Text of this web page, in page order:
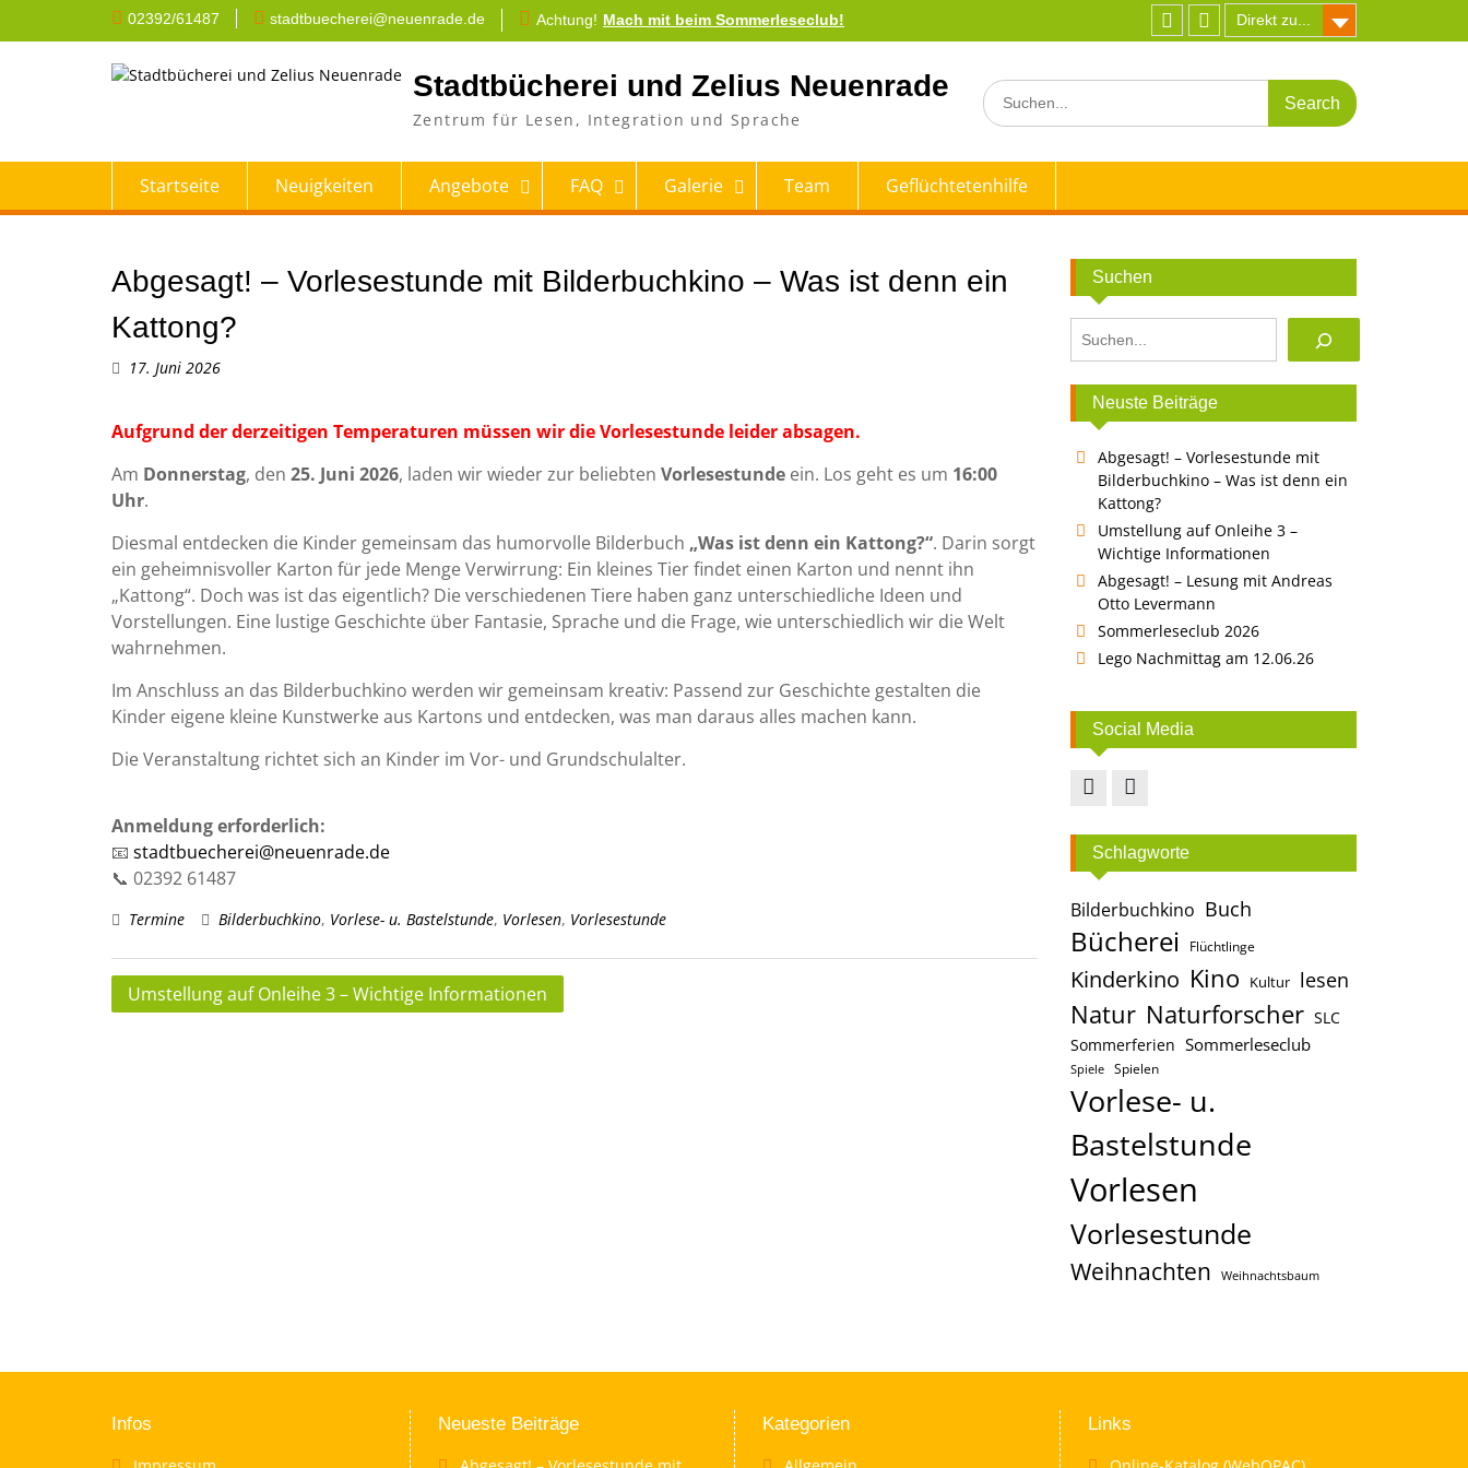
02392/61487 stadtbuecherei@neuenrade.de Achtung! Mach mit beim Sommerleseclub!
Direkt zu...
FacebookInstagram
Stadtbücherei und Zelius Neuenrade
Zentrum für Lesen, Integration und Sprache
Search
for:
Startseite Neuigkeiten Angebote FAQ Galerie Team Geflüchtetenhilfe
Abgesagt! – Vorlesestunde mit Bilderbuchkino – Was ist denn ein
Kattong?
17. Juni 2026
Aufgrund der derzeitigen Temperaturen müssen wir die Vorlesestunde leider absagen.
Am Donnerstag, den 25. Juni 2026, laden wir wieder zur beliebten Vorlesestunde ein. Los geht es um 16:00
Uhr.
Diesmal entdecken die Kinder gemeinsam das humorvolle Bilderbuch „Was ist denn ein Kattong?“. Darin sorgt
ein geheimnisvoller Karton für jede Menge Verwirrung: Ein kleines Tier findet einen Karton und nennt ihn
„Kattong“. Doch was ist das eigentlich? Die verschiedenen Tiere haben ganz unterschiedliche Ideen und
Vorstellungen. Eine lustige Geschichte über Fantasie, Sprache und die Frage, wie unterschiedlich wir die Welt
wahrnehmen.
Im Anschluss an das Bilderbuchkino werden wir gemeinsam kreativ: Passend zur Geschichte gestalten die
Kinder eigene kleine Kunstwerke aus Kartons und entdecken, was man daraus alles machen kann.
Die Veranstaltung richtet sich an Kinder im Vor- und Grundschulalter.
Anmeldung erforderlich:
📧 stadtbuecherei@neuenrade.de
📞 02392 61487
Termine Bilderbuchkino, Vorlese- u. Bastelstunde, Vorlesen, Vorlesestunde
Beitragsnavigation
Umstellung auf Onleihe 3 – Wichtige Informationen
Suchen
Neuste Beiträge
Abgesagt! – Vorlesestunde mit
Bilderbuchkino – Was ist denn ein
Kattong?
Umstellung auf Onleihe 3 –
Wichtige Informationen
Abgesagt! – Lesung mit Andreas
Otto Levermann
Sommerleseclub 2026
Lego Nachmittag am 12.06.26
Social Media
Schlagworte
Bilderbuchkino Buch
Bücherei Flüchtlinge
Kinderkino Kino Kultur lesen
Natur Naturforscher SLC
Sommerferien Sommerleseclub
Spiele Spielen
Vorlese- u.
Bastelstunde
Vorlesen
Vorlesestunde
Weihnachten Weihnachtsbaum
Infos
Neueste Beiträge
Kategorien
Links